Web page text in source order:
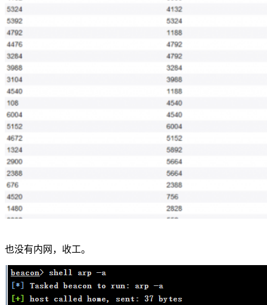
也没有内网，收工。